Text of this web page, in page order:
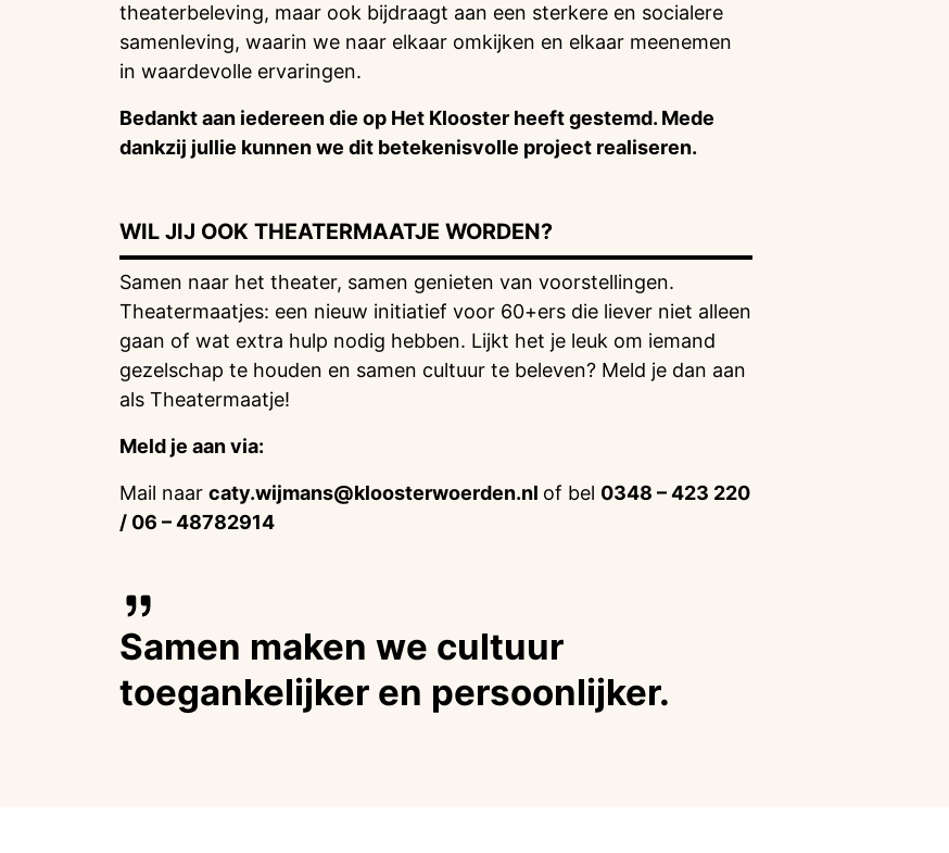
theaterbeleving, maar ook bijdraagt aan een sterkere en socialere
samenleving, waarin we naar elkaar omkijken en elkaar meenemen
in waardevolle ervaringen.
Bedankt aan iedereen die op Het Klooster heeft gestemd. Mede
dankzij jullie kunnen we dit betekenisvolle project realiseren.
WIL JIJ OOK THEATERMAATJE WORDEN?
Samen naar het theater, samen genieten van voorstellingen.
Theatermaatjes: een nieuw initiatief voor 60+ers die liever niet alleen
gaan of wat extra hulp nodig hebben. Lijkt het je leuk om iemand
gezelschap te houden en samen cultuur te beleven? Meld je dan aan
als Theatermaatje!
Meld je aan via:
Mail naar caty.wijmans@kloosterwoerden.nl of bel 0348 – 423 220
/ 06 – 48782914
Samen maken we cultuur
toegankelijker en persoonlijker.